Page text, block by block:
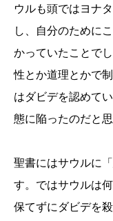
ウルも頭ではヨナ
し、自分のために
かっていたことで
性とか道理とかで
はダビデを認めて
態に陥ったのだと思
聖書にはサウルに
す。ではサウルは
保てずにダビデを